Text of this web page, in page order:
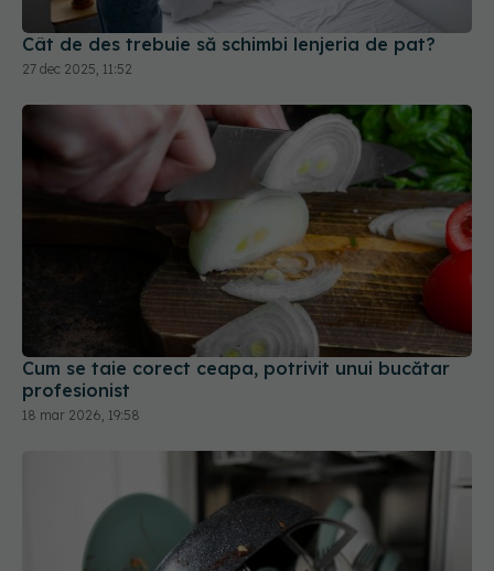
Cât de des trebuie să schimbi lenjeria de pat?
27 dec 2025, 11:52
Cum se taie corect ceapa, potrivit unui bucătar
profesionist
18 mar 2026, 19:58